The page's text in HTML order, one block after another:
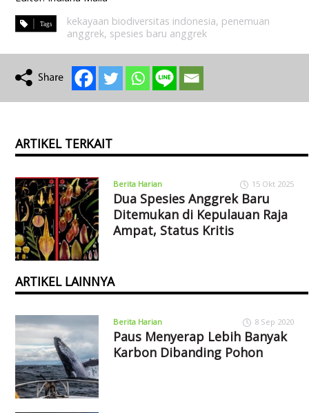
kekayaan biodiversitas indonesia, penemuan
anggrek, spesies baru anggrek
ARTIKEL TERKAIT
Berita Harian 15 Okt 2025
Dua Spesies Anggrek Baru
Ditemukan di Kepulauan Raja
Ampat, Status Kritis
ARTIKEL LAINNYA
Berita Harian 8 Sep 2020
Paus Menyerap Lebih Banyak
Karbon Dibanding Pohon